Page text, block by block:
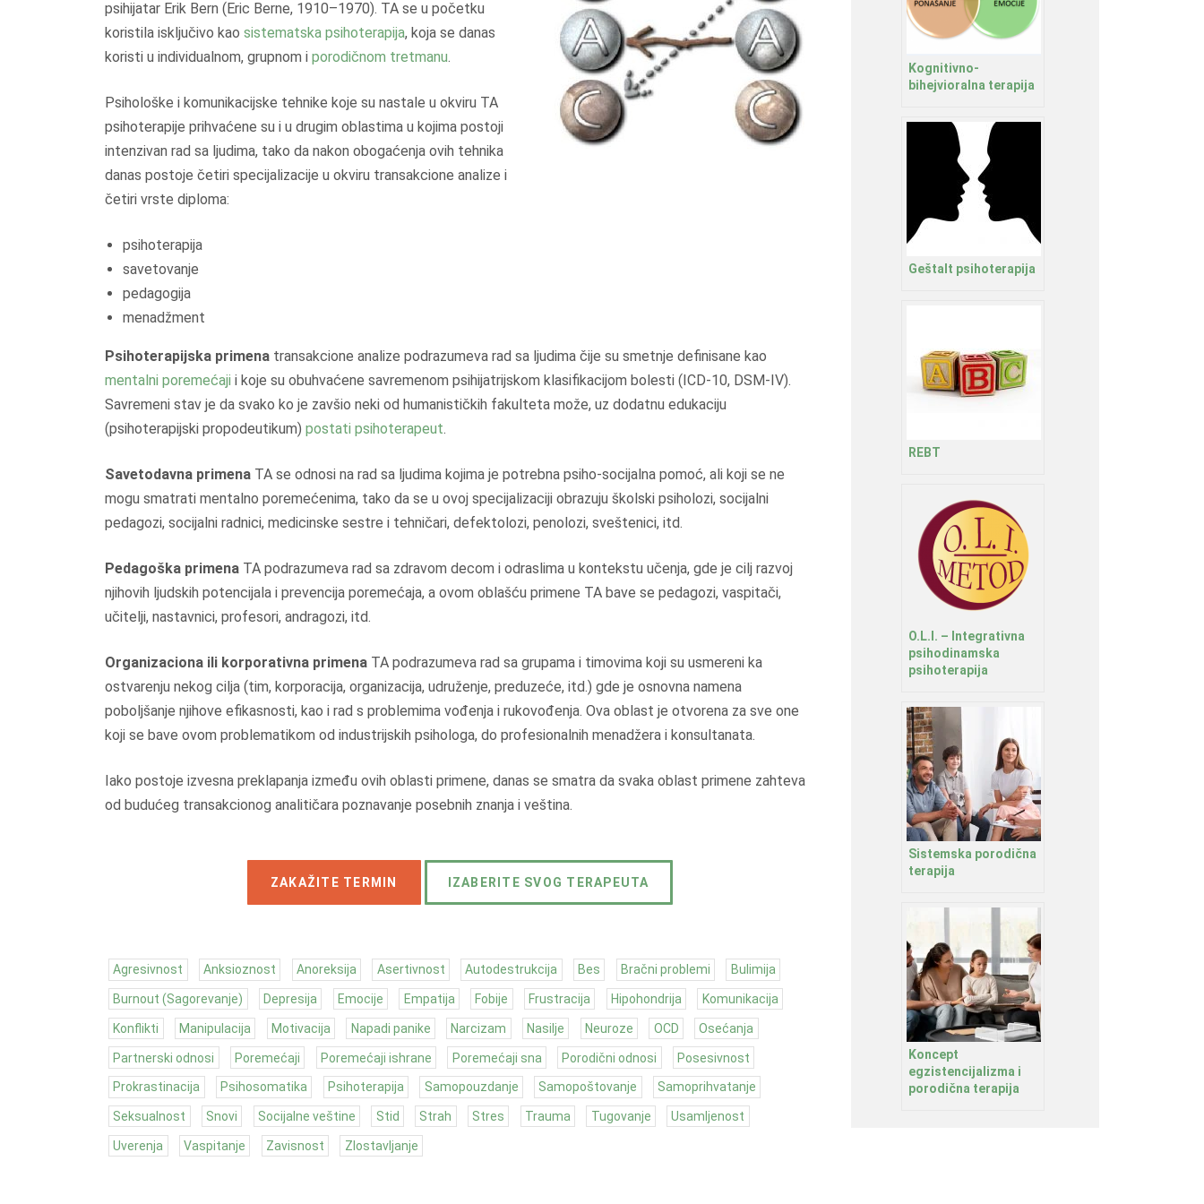
psihijatar Erik Bern (Eric Berne, 1910–1970). TA se u početku
koristila isključivo kao sistematska psihoterapija, koja se danas
koristi u individualnom, grupnom i porodičnom tretmanu.
Psihološke i komunikacijske tehnike koje su nastale u okviru TA
psihoterapije prihvaćene su i u drugim oblastima u kojima postoji
intenzivan rad sa ljudima, tako da nakon obogaćenja ovih tehnika
danas postoje četiri specijalizacije u okviru transakcione analize i
četiri vrste diploma:
psihoterapija
savetovanje
pedagogija
menadžment
Psihoterapijska primena transakcione analize podrazumeva rad sa ljudima čije su smetnje definisane kao
mentalni poremećaji i koje su obuhvaćene savremenom psihijatrijskom klasifikacijom bolesti (ICD-10, DSM-IV).
Savremeni stav je da svako ko je zavšio neki od humanističkih fakulteta može, uz dodatnu edukaciju
(psihoterapijski propodeutikum) postati psihoterapeut.
Savetodavna primena TA se odnosi na rad sa ljudima kojima je potrebna psiho-socijalna pomoć, ali koji se ne
mogu smatrati mentalno poremećenima, tako da se u ovoj specijalizaciji obrazuju školski psiholozi, socijalni
pedagozi, socijalni radnici, medicinske sestre i tehničari, defektolozi, penolozi, sveštenici, itd.
Pedagoška primena TA podrazumeva rad sa zdravom decom i odraslima u kontekstu učenja, gde je cilj razvoj
njihovih ljudskih potencijala i prevencija poremećaja, a ovom oblašću primene TA bave se pedagozi, vaspitači,
učitelji, nastavnici, profesori, andragozi, itd.
Organizaciona ili korporativna primena TA podrazumeva rad sa grupama i timovima koji su usmereni ka
ostvarenju nekog cilja (tim, korporacija, organizacija, udruženje, preduzeće, itd.) gde je osnovna namena
poboljšanje njihove efikasnosti, kao i rad s problemima vođenja i rukovođenja. Ova oblast je otvorena za sve one
koji se bave ovom problematikom od industrijskih psihologa, do profesionalnih menadžera i konsultanata.
Iako postoje izvesna preklapanja između ovih oblasti primene, danas se smatra da svaka oblast primene zahteva
od budućeg transakcionog analitičara poznavanje posebnih znanja i veština.
ZAKAŽITE TERMIN IZABERITE SVOG TERAPEUTA
Agresivnost Anksioznost Anoreksija Asertivnost Autodestrukcija Bes Bračni problemi Bulimija
Burnout (Sagorevanje) Depresija Emocije Empatija Fobije Frustracija Hipohondrija Komunikacija
Konflikti Manipulacija Motivacija Napadi panike Narcizam Nasilje Neuroze OCD Osećanja
Partnerski odnosi Poremećaji Poremećaji ishrane Poremećaji sna Porodični odnosi Posesivnost
Prokrastinacija Psihosomatika Psihoterapija Samopouzdanje Samopoštovanje Samoprihvatanje
Seksualnost Snovi Socijalne veštine Stid Strah Stres Trauma Tugovanje Usamljenost
Uverenja Vaspitanje Zavisnost Zlostavljanje
Kognitivno-
bihejvioralna terapija
Geštalt psihoterapija
REBT
O.L.I. – Integrativna
psihodinamska
psihoterapija
Sistemska porodična
terapija
Koncept
egzistencijalizma i
porodična terapija